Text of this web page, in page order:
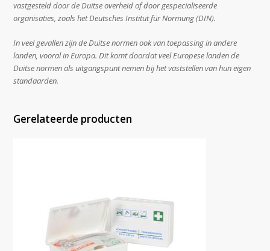
vastgesteld door de Duitse overheid of door gespecialiseerde
organisaties, zoals het Deutsches Institut für Normung (DIN).
In veel gevallen zijn de Duitse normen ook van toepassing in andere
landen, vooral in Europa. Dit komt doordat veel Europese landen de
Duitse normen als uitgangspunt nemen bij het vaststellen van hun eigen
standaarden.
Gerelateerde producten